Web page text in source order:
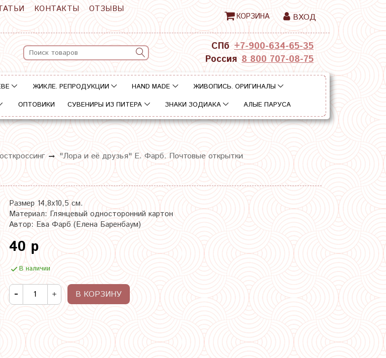
КОНТАКТЫ
ОТЗЫВЫ
КОРЗИНА ВХОД
СПб +7-900-634-65-35
Россия 8 800 707-08-75
ЖИКЛЕ. РЕПРОДУКЦИИ HAND MADE
ЖИВОПИСЬ. ОРИГИНАЛЫ
ОПТОВИКИ СУВЕНИРЫ ИЗ ПИТЕРА ЗНАКИ ЗОДИАКА АЛЫЕ ПАРУСА
"Лора и её друзья" Е. Фарб. Почтовые открытки
Размер 14,8х10,5 см.
Материал: Глянцевый односторонний картон
Автор: Ева Фарб (Елена Баренбаум)
40 р
В наличии
В КОРЗИНУ